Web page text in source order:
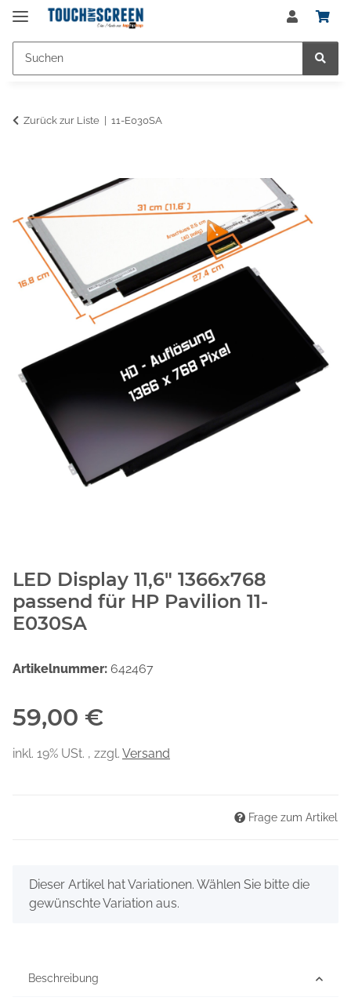
Zurück zur Liste 11-E030SA
LED Display 11,6" 1366x768
passend für HP Pavilion 11-
E030SA
Artikelnummer: 642467
59,00 €
inkl. 19% USt. , zzgl. Versand
Frage zum Artikel
x
Dieser Artikel hat Variationen. Wählen Sie bitte die
gewünschte Variation aus.
Beschreibung